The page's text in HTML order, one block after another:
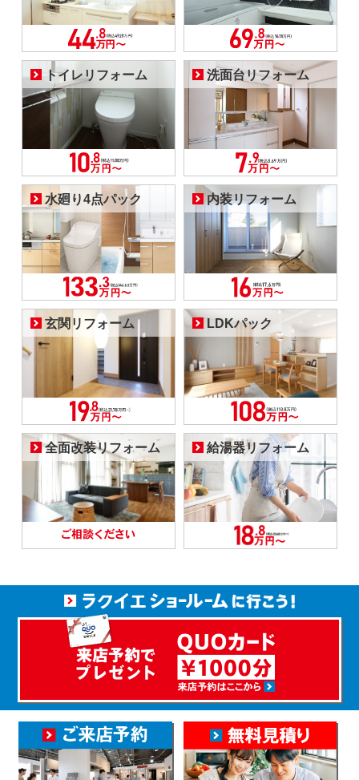
トイレリフォーム 洗面台リフォーム
水廻り4点パック 内装リフォーム
玄関リフォーム LDKパック
全面改装リフォーム 給湯器リフォーム